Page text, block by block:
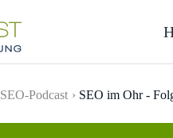
SEO-Podcast SEO im Ohr -